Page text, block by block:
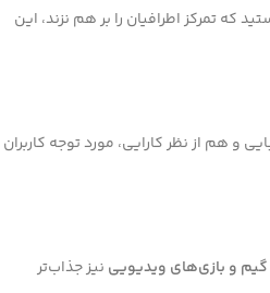
تمرکز اطرافیان را بر هم نزند، این
هم از نظر کارایی، مورد توجه کاربران
گیم و بازی‌های ویدیویی نیز جذاب‌تر